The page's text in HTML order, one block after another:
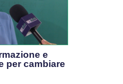
e
per cambiare